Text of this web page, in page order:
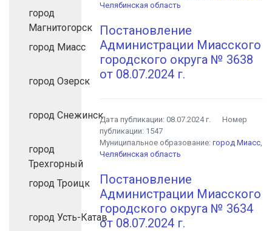
город
Магнитогорск
город Миасс
город Озерск
город Снежинск
город
Трехгорный
город Троицк
город Усть-Катав
Челябинская область
Постановление
Администрации Миасского
городского округа № 3638
от 08.07.2024 г.
Дата публикации:08.07.2024 г.
Номер
публикации: 1547
Муниципальное образование:город Миасс,
Челябинская область
Постановление
Администрации Миасского
городского округа № 3634
от 08.07.2024 г.